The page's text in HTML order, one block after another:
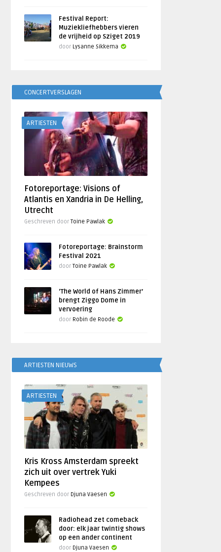
Festival Report:
Muziekliefhebbers vieren
de vrijheid op Sziget 2019
door Lysanne Sikkema
CONCERTVERSLAGEN
ARTIESTEN
Fotoreportage: Visions of
Atlantis en Xandria in De Helling,
Utrecht
Geschreven doorToine Pawlak
Fotoreportage: Brainstorm
Festival 2021
doorToine Pawlak
‘The World of Hans Zimmer’
brengt Ziggo Dome in
vervoering
door Robin de Roode
ARTIESTEN NIEUWS
ARTIESTEN
Kris Kross Amsterdam spreekt
zich uit over vertrek Yuki
Kempees
Geschreven door Djuna Vaesen
Radiohead zet comeback
door: elk jaar twintig shows
op een ander continent
door Djuna Vaesen